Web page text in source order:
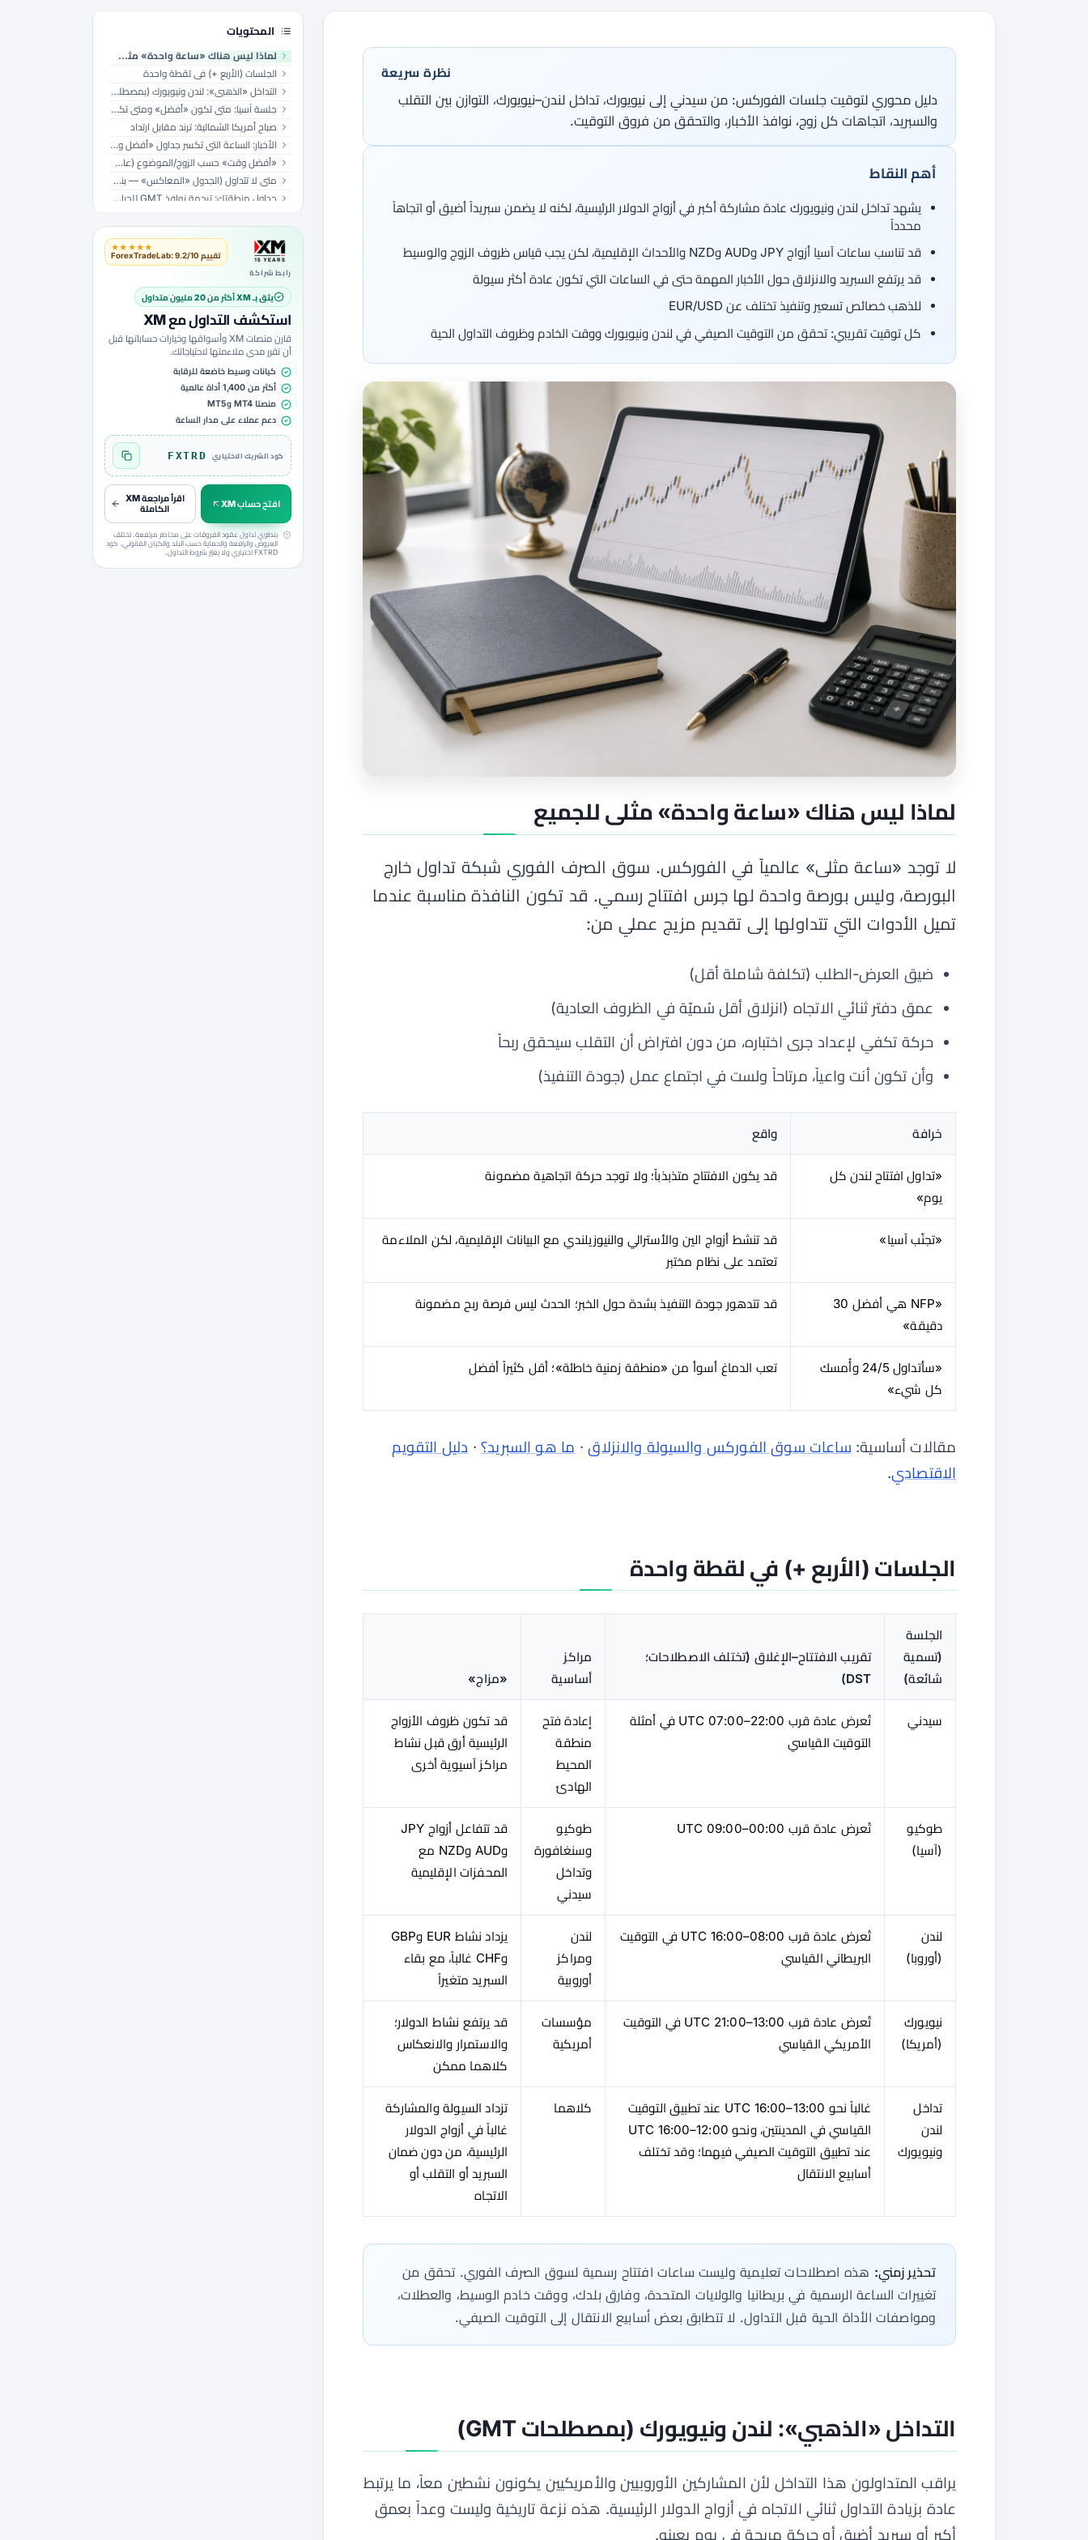
من 50 عملة، اتجاهان.
نظرة سريعة
دليل محوري لتوقيت جلسات الفوركس: من سيدني إلى نيويورك، تداخل لندن–نيويورك، التوازن بين التقلب
والسبريد، اتجاهات كل زوج، نوافذ الأخبار، والتحقق من فروق التوقيت.
أهم النقاط
يشهد تداخل لندن ونيويورك عادة مشاركة أكبر في أزواج الدولار الرئيسية، لكنه لا يضمن سبريداً أضيق أو اتجاهاً
محدداً
قد تناسب ساعات آسيا أزواج JPY وAUD وNZD والأحداث الإقليمية، لكن يجب قياس ظروف الزوج والوسيط
قد يرتفع السبريد والانزلاق حول الأخبار المهمة حتى في الساعات التي تكون عادة أكثر سيولة
للذهب خصائص تسعير وتنفيذ تختلف عن EUR/USD
كل توقيت تقريبي: تحقق من التوقيت الصيفي في لندن ونيويورك ووقت الخادم وظروف التداول الحية
لماذا ليس هناك «ساعة واحدة» مثلى للجميع
لا توجد «ساعة مثلى» عالمياً في الفوركس. سوق الصرف الفوري شبكة تداول خارج
البورصة، وليس بورصة واحدة لها جرس افتتاح رسمي. قد تكون النافذة مناسبة عندما
تميل الأدوات التي تتداولها إلى تقديم مزيج عملي من:
ضيق العرض-الطلب (تكلفة شاملة أقل)
عمق دفتر ثنائي الاتجاه (انزلاق أقل سُميّة في الظروف العادية)
حركة تكفي لإعداد جرى اختباره، من دون افتراض أن التقلب سيحقق ربحاً
وأن تكون أنت واعياً، مرتاحاً ولست في اجتماع عمل (جودة التنفيذ)
خرافة واقع
«تداول افتتاح لندن كل
يوم»
قد يكون الافتتاح متذبذباً؛ ولا توجد حركة اتجاهية مضمونة
«تجنّب آسيا»
قد تنشط أزواج الين والأسترالي والنيوزيلندي مع البيانات الإقليمية، لكن الملاءمة
تعتمد على نظام مختبر
«NFP هي أفضل 30
دقيقة»
قد تتدهور جودة التنفيذ بشدة حول الخبر؛ الحدث ليس فرصة ربح مضمونة
«سأتداول 24/5 وأُمسك
كل شيء»
تعب الدماغ أسوأ من «منطقة زمنية خاطئة»؛ أقل كثيراً أفضل
مقالات أساسية: ساعات سوق الفوركس والسيولة والانزلاق · ما هو السبريد؟· دليل التقويم
الاقتصادي.
الجلسات (الأربع +) في لقطة واحدة
الجلسة
(تسمية
شائعة)
تقريب الافتتاح–الإغلاق (تختلف الاصطلاحات؛
DST)
مراكز
أساسية
«مزاج»
سيدني
تُعرض عادة قرب 22:00–07:00 UTC في أمثلة
التوقيت القياسي
إعادة فتح
منطقة
المحيط
الهادئ
قد تكون ظروف الأزواج
الرئيسية أرق قبل نشاط
مراكز آسيوية أخرى
طوكيو
(آسيا)
تُعرض عادة قرب 00:00–09:00 UTC
طوكيو
وسنغافورة
وتداخل
سيدني
قد تتفاعل أزواج JPY
وAUD وNZD مع
المحفزات الإقليمية
لندن
(أوروبا)
تُعرض عادة قرب 08:00–16:00 UTC في التوقيت
البريطاني القياسي
لندن
ومراكز
أوروبية
يزداد نشاط EUR وGBP
وCHF غالباً، مع بقاء
السبريد متغيراً
نيويورك
(أمريكا)
تُعرض عادة قرب 13:00–21:00 UTC في التوقيت
الأمريكي القياسي
مؤسسات
أمريكية
قد يرتفع نشاط الدولار؛
والاستمرار والانعكاس
كلاهما ممكن
تداخل
لندن
ونيويورك
غالباً نحو 13:00–16:00 UTC عند تطبيق التوقيت
القياسي في المدينتين، ونحو 12:00–16:00 UTC
عند تطبيق التوقيت الصيفي فيهما؛ وقد تختلف
أسابيع الانتقال
كلاهما
تزداد السيولة والمشاركة
غالباً في أزواج الدولار
الرئيسية، من دون ضمان
السبريد أو التقلب أو
الاتجاه
تحذير زمني: هذه اصطلاحات تعليمية وليست ساعات افتتاح رسمية لسوق الصرف الفوري. تحقق من
تغييرات الساعة الرسمية في بريطانيا والولايات المتحدة، وفارق بلدك، ووقت خادم الوسيط، والعطلات،
ومواصفات الأداة الحية قبل التداول. لا تتطابق بعض أسابيع الانتقال إلى التوقيت الصيفي.
التداخل «الذهبي»: لندن ونيويورك (بمصطلحات GMT)
يراقب المتداولون هذا التداخل لأن المشاركين الأوروبيين والأمريكيين يكونون نشطين معاً، ما يرتبط
عادة بزيادة التداول ثنائي الاتجاه في أزواج الدولار الرئيسية. هذه نزعة تاريخية وليست وعداً بعمق
أكبر أو سبريد أضيق أو حركة مربحة في يوم بعينه.
المحتويات
لماذا ليس هناك «ساعة واحدة» مثلى للجميع
الجلسات (الأربع +) في لقطة واحدة
التداخل «الذهبي»: لندن ونيويورك (بمصطلحات GMT)
جلسة آسيا: متى تكون «أفضل» ومتى تكون فخاً
صباح أمريكا الشمالية: ترند مقابل ارتداد
الأخبار: الساعة التي تكسر جداول «أفضل وقت» الساذجة
«أفضل وقت» حسب الزوج/الموضوع (عالي المستوى)
متى لا تتداول (الجدول «المعاكس» — بنفس الأهمية)
جداول منطقتك: ترجمة نوافذ GMT للحياة الفعلية
كيف تعرف أن «أفضل وقتك» يناسبك
مصادر رسمية للتوقيت وبنية السوق
رابط شراكة
★★★★★
تقييم ForexTradeLab: 9.2/10
يثق بـ XM أكثر من 20 مليون متداول
استكشف التداول مع XM
قارن منصات XM وأسواقها وخيارات حساباتها قبل
أن تقرر مدى ملاءمتها لاحتياجاتك.
كيانات وسيط خاضعة للرقابة
أكثر من 1,400 أداة عالمية
منصتا MT4 وMT5
دعم عملاء على مدار الساعة
كود الشريك الاختياري FXTRD نسخ الكود FXTRD
افتح حساب XM
اقرأ مراجعة XM
الكاملة
ينطوي تداول عقود الفروقات على مخاطر مرتفعة. تختلف
العروض والرافعة والحماية حسب البلد والكيان القانوني. كود
FXTRD اختياري ولا يغيّر شروط التداول.